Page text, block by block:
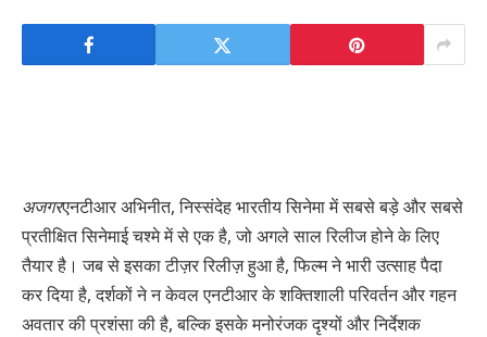
अजगरएनटीआर अभिनीत, निस्संदेह भारतीय सिनेमा में सबसे बड़े और सबसे
प्रतीक्षित सिनेमाई चश्मे में से एक है, जो अगले साल रिलीज होने के लिए
तैयार है। जब से इसका टीज़र रिलीज़ हुआ है, फिल्म ने भारी उत्साह पैदा
कर दिया है, दर्शकों ने न केवल एनटीआर के शक्तिशाली परिवर्तन और गहन
अवतार की प्रशंसा की है, बल्कि इसके मनोरंजक दृश्यों और निर्देशक